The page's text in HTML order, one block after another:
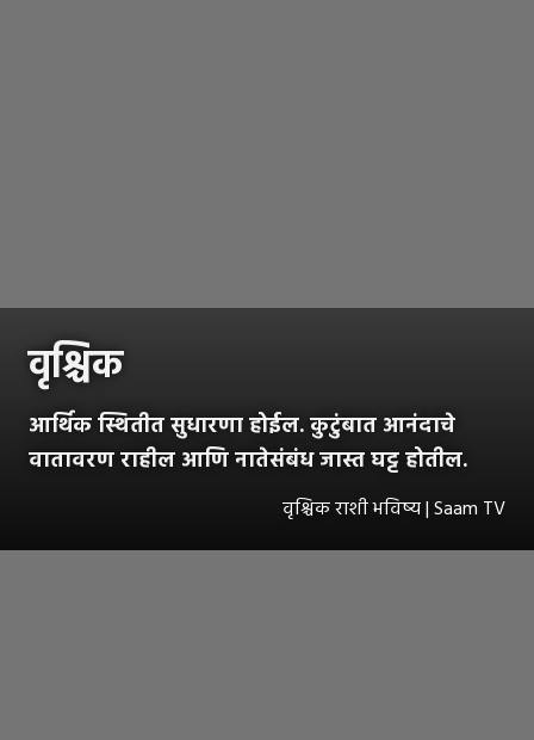
वृश्चिक
आर्थिक स्थितीत सुधारणा होईल. कुटुंबात आनंदाचे
वातावरण राहील आणि नातेसंबंध जास्त घट्ट होतील.
वृश्चिक राशी भविष्य | Saam TV